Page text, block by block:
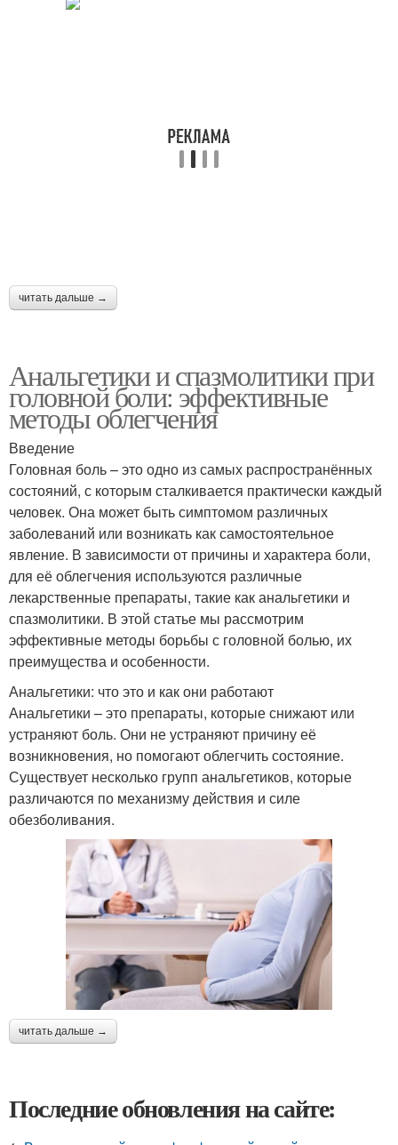
читать дальше →
Анальгетики и спазмолитики при
головной боли: эффективные
методы облегчения
Введение
Головная боль – это одно из самых распространённых
состояний, с которым сталкивается практически каждый
человек. Она может быть симптомом различных
заболеваний или возникать как самостоятельное
явление. В зависимости от причины и характера боли,
для её облегчения используются различные
лекарственные препараты, такие как анальгетики и
спазмолитики. В этой статье мы рассмотрим
эффективные методы борьбы с головной болью, их
преимущества и особенности.
Анальгетики: что это и как они работают
Анальгетики – это препараты, которые снижают или
устраняют боль. Они не устраняют причину её
возникновения, но помогают облегчить состояние.
Существует несколько групп анальгетиков, которые
различаются по механизму действия и силе
обезболивания.
читать дальше →
Последние обновления на сайте: